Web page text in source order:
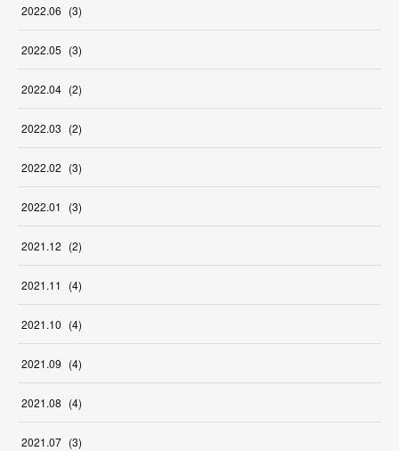
2022.06 (3)
2022.05 (3)
2022.04 (2)
2022.03 (2)
2022.02 (3)
2022.01 (3)
2021.12 (2)
2021.11 (4)
2021.10 (4)
2021.09 (4)
2021.08 (4)
2021.07 (3)